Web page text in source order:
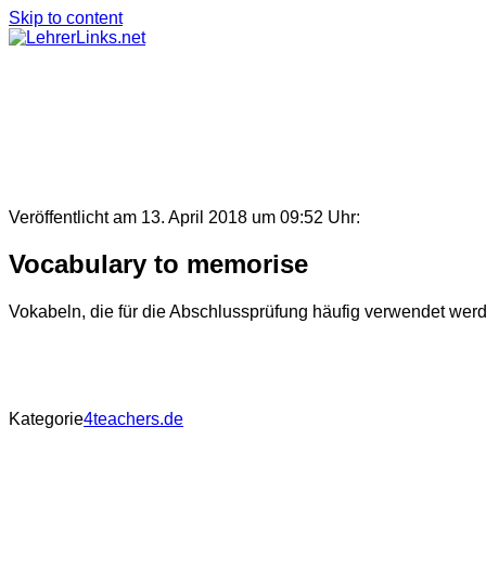
Skip to content
Veröffentlicht am 13. April 2018 um 09:52 Uhr:
Vocabulary to memorise
Vokabeln, die für die Abschlussprüfung häufig verwendet
Kategorie4teachers.de